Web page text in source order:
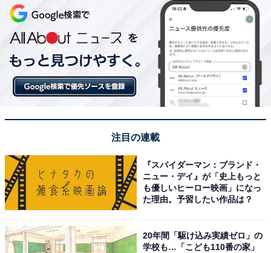
注目の連載
『スパイダーマン：ブランド・
ニュー・デイ』が「史上もっと
も優しいヒーロー映画」になっ
た理由。予習したい作品は？
20年間「駆け込み実績ゼロ」の
学校も…「こども110番の家」